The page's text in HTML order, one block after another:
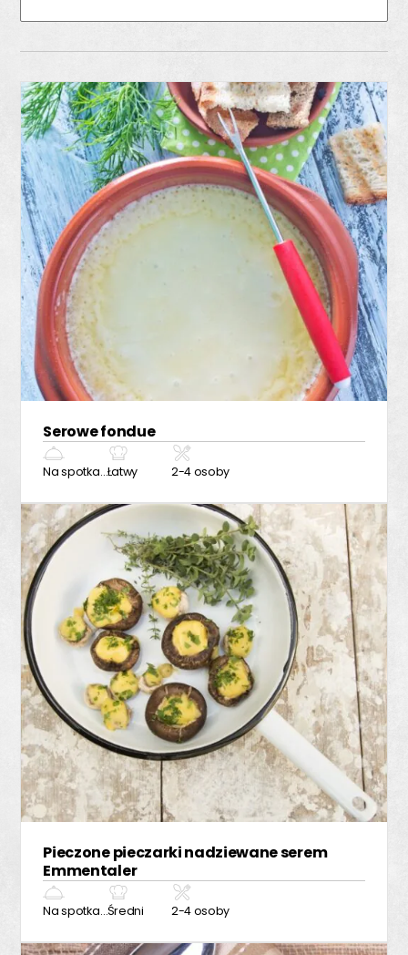
Serowe fondue
Na spotkanie z przyjaciółmiŁatwy 2-4 osoby
Pieczone pieczarki nadziewane serem
Emmentaler
Na spotkanie z przyjaciółmiŚredni 2-4 osoby